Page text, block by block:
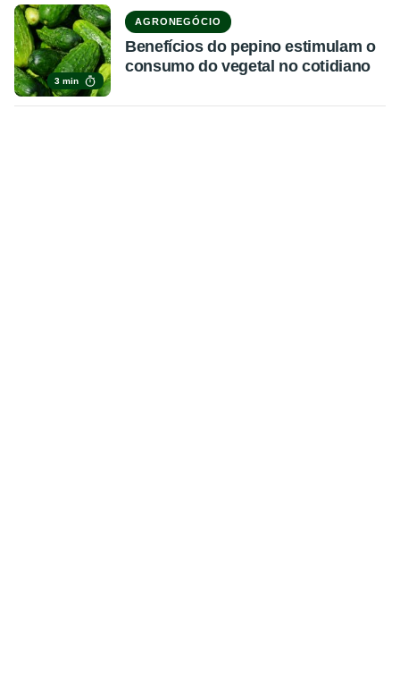
3 min
AGRONEGÓCIO
Benefícios do pepino estimulam o
consumo do vegetal no cotidiano